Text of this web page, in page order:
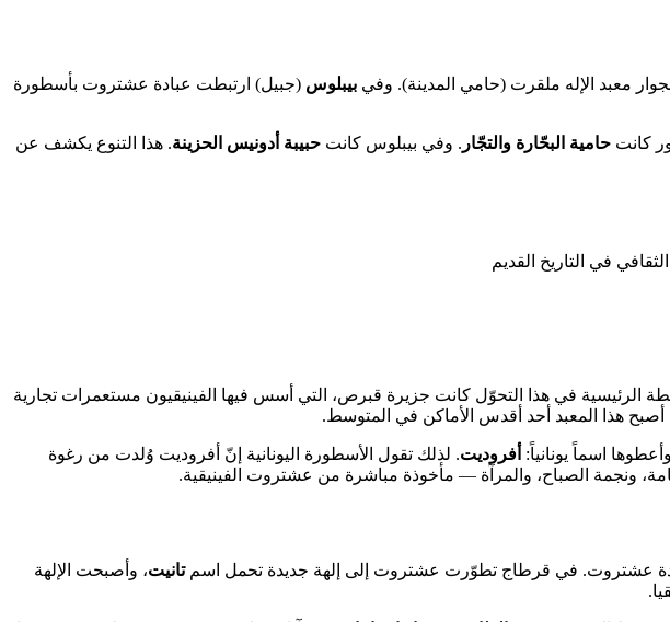
معبد الإله ملقرت (حامي المدينة). وفي بيبلوس (جبيل) ارتبطت عبادة عشتروت بأسطورة
كانت حامية البحّارة والتجّار . وفي بيبلوس كانت حبيبة أدونيس الحزينة. هذا التنوع يكشف عن
في التاريخ القديم
الرئيسية في هذا التحوّل كانت جزيرة قبرص، التي أسس فيها الفينيقيون مستعمرات تجارية
هذا المعبد أحد أقدس الأماكن في المتوسط.
اسماً يونانياً: أفروديت. لذلك تقول الأسطورة اليونانية إنّ أفروديت وُلدت من رغوة
ونجمة الصباح، والمرآة — مأخوذة مباشرة من عشتروت الفينيقية.
تانيت، وأصبحت الإلهة